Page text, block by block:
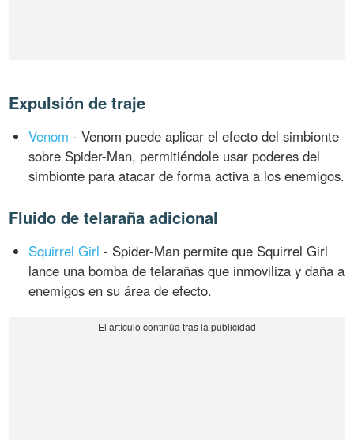
Expulsión de traje
Venom - Venom puede aplicar el efecto del simbionte
sobre Spider-Man, permitiéndole usar poderes del
simbionte para atacar de forma activa a los enemigos.
Fluido de telaraña adicional
Squirrel Girl - Spider-Man permite que Squirrel Girl
lance una bomba de telarañas que inmoviliza y daña a
enemigos en su área de efecto.